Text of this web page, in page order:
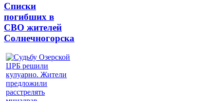
Списки
погибших в
СВО жителей
Солнечногорска